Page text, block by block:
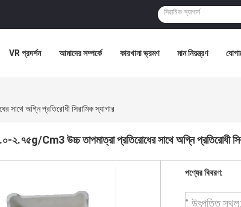
VR প্রদর্শন আমাদের সম্পর্কে কারখানা ভ্রমণ মান নিয়ন্ত্রণ
অগ্নি প্রতিরোধী সিরামিক স্যাগার
২.৭৫g/Cm3 উচ্চ তাপমাত্রা প্রতিরোধের সাথে অগ্নি প্রতিরোধী
পণ্যের বিবরণ:
উৎপত্তি স্থল: